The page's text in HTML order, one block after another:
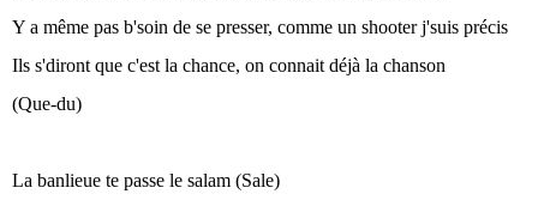
Y a même pas b'soin de se presser, comme un shooter j'suis précis
Ils s'diront que c'est la chance, on connait déjà la chanson
(Que-du)
La banlieue te passe le salam (Sale)